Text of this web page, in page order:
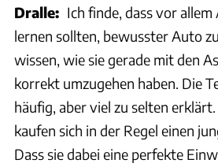
Dralle: Ich finde, dass vor
lernen sollten, bewusster Auto
wissen, wie sie gerade mit den
korrekt umzugehen haben. Die
häufig, aber viel zu selten
kaufen sich in der Regel einen
Dass sie dabei eine perfekte